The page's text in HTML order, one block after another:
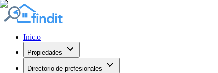
Inicio
Propiedades
Directorio de profesionales